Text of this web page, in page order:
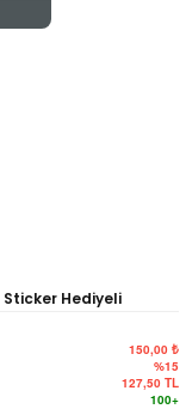
Sticker Hediyeli
150,00 ₺
%15
127,50 TL
100+